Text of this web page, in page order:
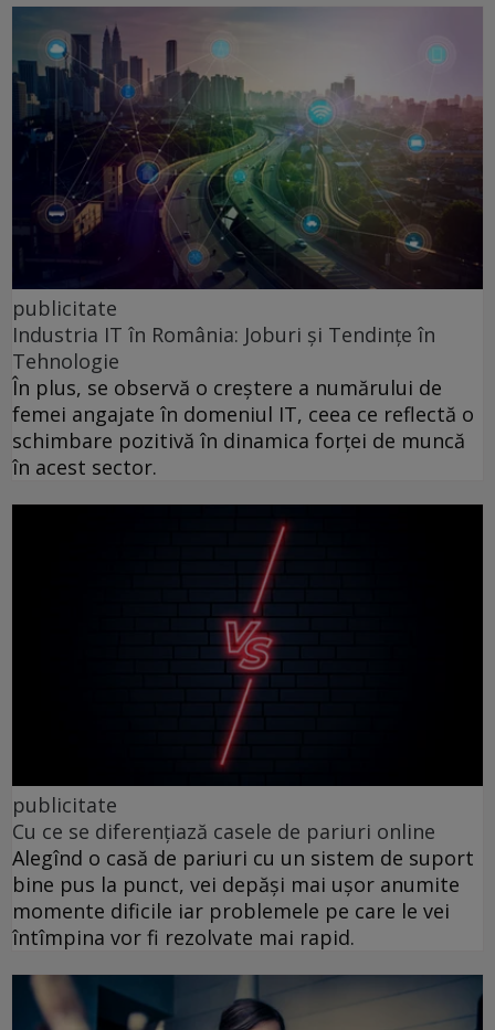
publicitate
Industria IT în România: Joburi și Tendințe în
Tehnologie
În plus, se observă o creștere a numărului de
femei angajate în domeniul IT, ceea ce reflectă o
schimbare pozitivă în dinamica forței de muncă
în acest sector.
publicitate
Cu ce se diferențiază casele de pariuri online
Alegînd o casă de pariuri cu un sistem de suport
bine pus la punct, vei depăși mai ușor anumite
momente dificile iar problemele pe care le vei
întîmpina vor fi rezolvate mai rapid.